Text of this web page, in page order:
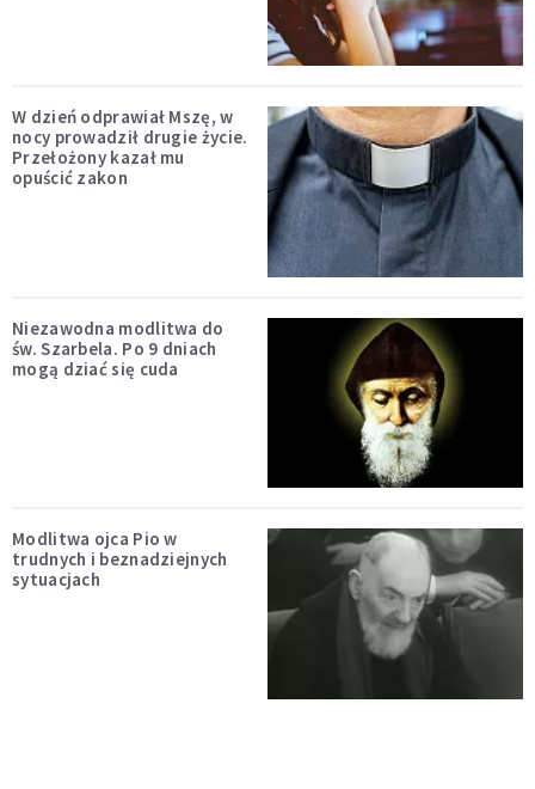
W dzień odprawiał Mszę, w
nocy prowadził drugie życie.
Przełożony kazał mu
opuścić zakon
Niezawodna modlitwa do
św. Szarbela. Po 9 dniach
mogą dziać się cuda
Modlitwa ojca Pio w
trudnych i beznadziejnych
sytuacjach